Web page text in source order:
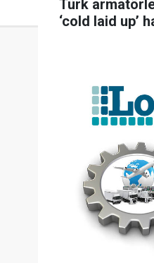
Türk
‘cold laid up’